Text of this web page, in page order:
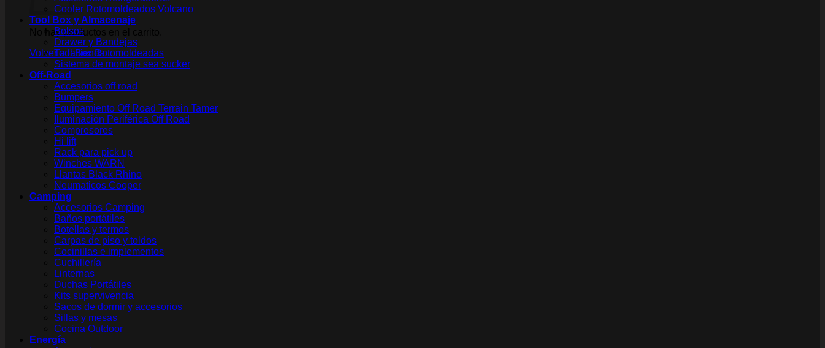
No hay productos en el carrito.
Volver a la tienda
Cooler Rotomoldeados Volcano
Tool Box y Almacenaje
Bolsos
Drawer y Bandejas
Tool Box Rotomoldeadas
Sistema de montaje sea sucker
Off-Road
Accesorios off road
Bumpers
Equipamiento Off Road Terrain Tamer
Iluminación Periférica Off Road
Compresores
Hi lift
Rack para pick up
Winches WARN
Llantas Black Rhino
Neumaticos Cooper
Camping
Accesorios Camping
Baños portátiles
Botellas y termos
Carpas de piso y toldos
Cocinillas e implementos
Cuchillería
Linternas
Duchas Portátiles
Kits supervivencia
Sacos de dormir y accesorios
Sillas y mesas
Cocina Outdoor
Energía